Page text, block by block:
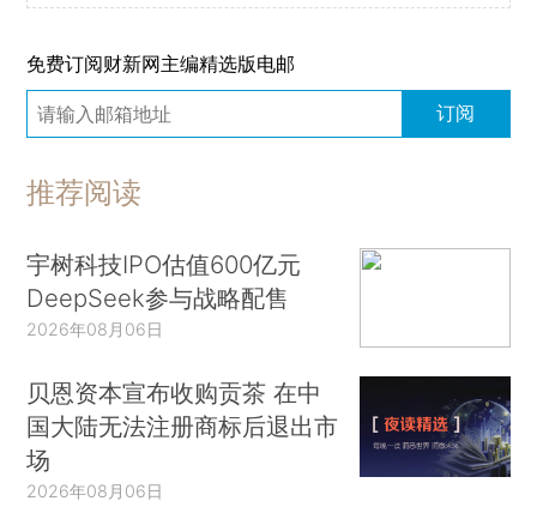
免费订阅财新网主编精选版电邮
订阅
推荐阅读
宇树科技IPO估值600亿元
DeepSeek参与战略配售
2026年08月06日
贝恩资本宣布收购贡茶 在中
国大陆无法注册商标后退出市
场
2026年08月06日